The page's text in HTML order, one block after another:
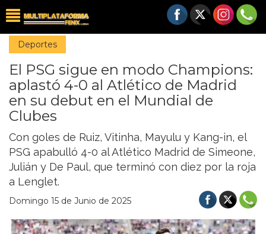
Deportes
El PSG sigue en modo Champions:
aplastó 4-0 al Atlético de Madrid
en su debut en el Mundial de
Clubes
Con goles de Ruiz, Vitinha, Mayulu y Kang-in, el
PSG apabulló 4-0 al Atlético Madrid de Simeone,
Julián y De Paul, que terminó con diez por la roja
a Lenglet.
Domingo 15 de Junio de 2025